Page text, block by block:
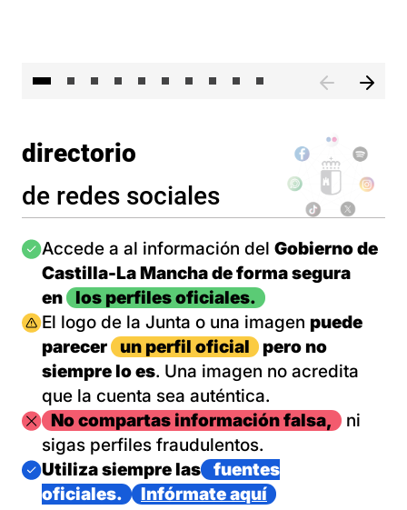
directorio
de redes sociales
Imagen
Accede a al información del Gobierno de
Castilla-La Mancha de forma segura
en
los perfiles oficiales.
Imagen
El logo de la Junta o una imagen puede
parecer
un perfil oficial
pero no
siempre lo es. Una imagen no acredita
que la cuenta sea auténtica.
ImagenNo compartas información falsa,
ni
sigas perfiles fraudulentos.
Imagen
Utiliza siempre las
fuentes
oficiales.
Infórmate aquí